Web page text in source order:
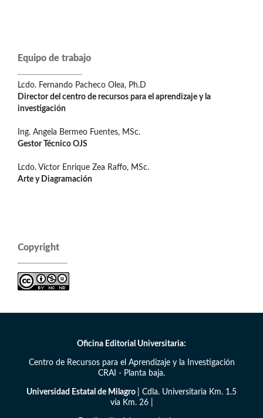
Equipo de trabajo
Lcdo. Fernando Pacheco Olea, Ph.D
Director del centro de recursos para el aprendizaje y la
investigación
Ing. Angela Bermeo Fuentes, MSc.
Gestor Técnico OJS
Lcdo. Víctor Enrique Zea Raffo, MSc.
Arte y Diagramación
Copyright
Oficina Editorial Universitaria:
Centro de Recursos para el Aprendizaje y la Investigación
CRAI - Planta baja.
Universidad Estatal de Milagro
| Cdla. Universitaria Km. 1.5
vía Km. 26 |